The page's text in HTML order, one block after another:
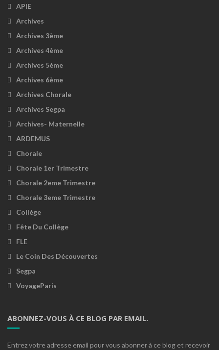
APIE
Archives
Archives 3ème
Archives 4ème
Archives 5ème
Archives 6ème
Archives Chorale
Archives Segpa
Archives- Maternelle
ARDEMUS
Chorale
Chorale 1er Trimestre
Chorale 2eme Trimestre
Chorale 3eme Trimestre
Collège
Fête Du Collège
FLE
Le Coin Des Découvertes
Segpa
VoyageParis
ABONNEZ-VOUS À CE BLOG PAR EMAIL.
Entrez votre adresse email pour vous abonner à ce blog et recevoir